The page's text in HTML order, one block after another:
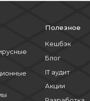
Полезное
Кешбэк
Блог
IT аудит
Акции